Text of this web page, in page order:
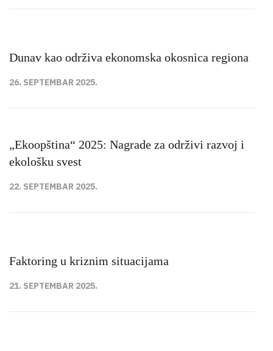
Dunav kao održiva ekonomska okosnica regiona
26. SEPTEMBAR 2025.
„Ekoopština“ 2025: Nagrade za održivi razvoj i
ekološku svest
22. SEPTEMBAR 2025.
Faktoring u kriznim situacijama
21. SEPTEMBAR 2025.